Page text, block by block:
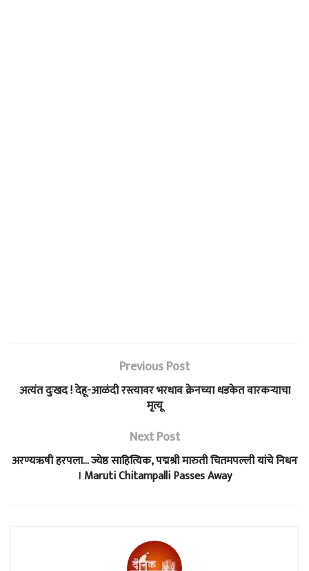
Previous Post
अत्यंत दुःखद ! देहू-आळंदी रस्त्यावर भरधाव क्रेनच्या धडकेत वारकऱ्याचा
मृत्यू
Next Post
अरण्यऋषी हरपला… ज्येष्ठ साहित्यिक, पद्मश्री मारुती चितमपल्ली यांचे निधन
। Maruti Chitampalli Passes Away